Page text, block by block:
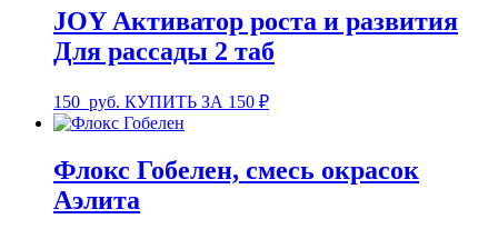
JOY Активатор роста и развития
Для рассады 2 таб
150 руб. КУПИТЬ ЗА 150 ₽
Флокс Гобелен, смесь окрасок
Аэлита